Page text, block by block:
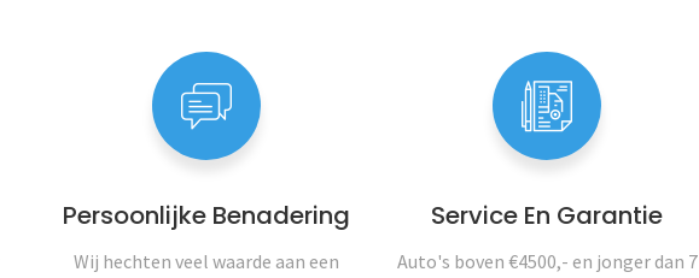
Persoonlijke Benadering
Wij hechten veel waarde aan een
Service En Garantie
Auto's boven €4500,- en jonger dan 7